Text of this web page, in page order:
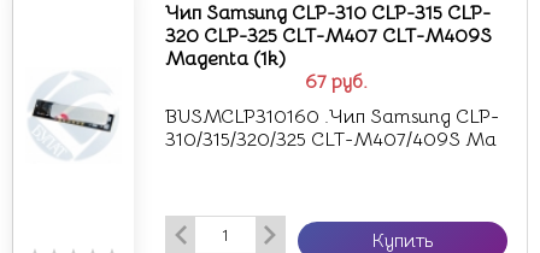
67 руб.
Чип Samsung CLP-310 CLP-315 CLP-
320 CLP-325 CLT-M407 CLT-M409S
Magenta (1k)
BUSMCLP310160 .Чип Samsung CLP-
310/315/320/325 CLT-M407/409S Ma
Купить